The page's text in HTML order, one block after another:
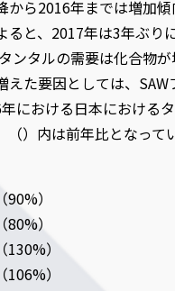
から2016年までは増加傾
ると、2017年は3年ぶり
ンタルの需要は化合物
えた要因としては、
における日本における
）内は前年比となって
）
）
）
）